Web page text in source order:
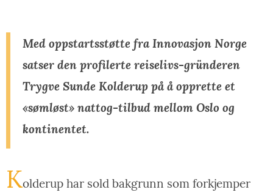
Med oppstartsstøtte fra Innovasjon Norge
satser den profilerte reiselivs-gründeren
Trygve Sunde Kolderup på å opprette et
«sømløst» nattog-tilbud mellom Oslo og
kontinentet.
Kolderup har sold bakgrunn som forkjemper